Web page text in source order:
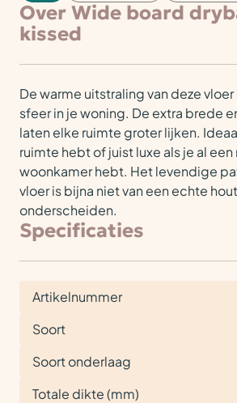
Over Wide board
kissed
De warme uitstraling van deze
sfeer in je woning. De extra brede
laten elke ruimte groter lijken.
ruimte hebt of juist luxe als je al een
woonkamer hebt. Het levendige
vloer is bijna niet van een echte
onderscheiden.
Specificaties
Artikelnummer
Soort
Soort onderlaag
Totale dikte (mm)